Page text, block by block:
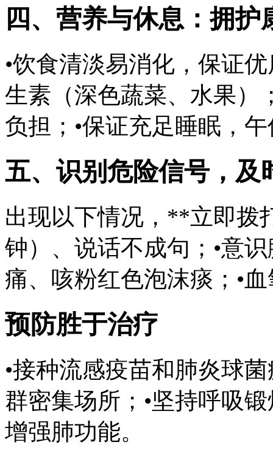
四、营养与休息：拥护
•饮食清淡易消化，保证
生素（深色蔬菜、水果）
负担；•保证充足睡眠，
五、识别危险信号，及
出现以下情况，**立即拨
钟）、说话不成句；•意
痛、咳粉红色泡沫痰；•
预防胜于治疗
•接种流感疫苗和肺炎球
群密集场所；•坚持呼吸
增强肺功能。